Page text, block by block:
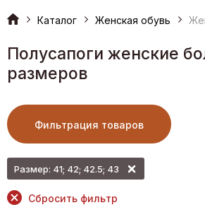
Каталог Женская обувь
Полусапоги женские
размеров
Фильтрация товаров
Размер: 41; 42; 42.5; 43
Сбросить фильтр